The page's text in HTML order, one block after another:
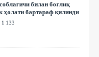
билан боғлиқ
ҳолати бартараф қилинди
1 133